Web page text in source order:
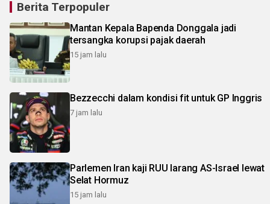
Berita Terpopuler
Mantan Kepala Bapenda Donggala jadi
tersangka korupsi pajak daerah
15 jam lalu
Bezzecchi dalam kondisi fit untuk GP Inggris
7 jam lalu
Parlemen Iran kaji RUU larang AS-Israel lewat
Selat Hormuz
15 jam lalu